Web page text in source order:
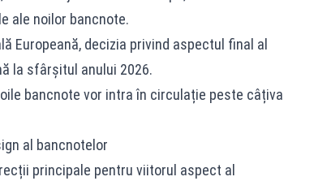
ale noilor bancnote.
Europeană, decizia privind aspectul final al
la sfârșitul anului 2026.
bancnote vor intra în circulație peste câțiva
al bancnotelor
principale pentru viitorul aspect al